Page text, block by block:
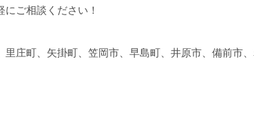
ご相談ください！
庄町、矢掛町、笠岡市、早島町、井原市、備前市